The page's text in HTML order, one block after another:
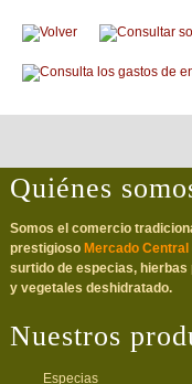
Quiénes
Somos el comercio
prestigioso Mercado Central
surtido de especias,
y vegetales deshidratado.
Nuestros
Especias